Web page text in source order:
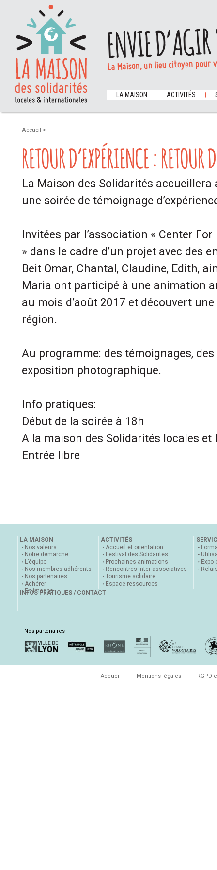
ENVIE
La Maison, un lieu citoyen
LA MAISON ACTIVITÉS
Accueil >
RETOUR D’EXPÉRIENCE : RETOUR
La Maison des Solidarités accueillera
une soirée de témoignage
Invitées par l’association « Center
» dans le cadre d’un projet avec des
Beit Omar, Chantal, Claudine, Edith,
Maria ont participé à une animation
au mois d’août 2017 et découvert
région.
Au programme: des témoignages,
exposition photographique.
Info pratiques:
Début de la soirée à 18h
A la maison des Solidarités locales
Entrée libre
LA MAISON
Nos valeurs
Notre démarche
L’équipe
Nos membres adhérents
Nos partenaires
Adhérer
En images
ACTIVITÉS
Accueil et orientation
Festival des Solidarités
Prochaines animations
Rencontres inter-associatives
Tourisme solidaire
Espace ressources
Expo
INFOS PRATIQUES / CONTACT
Nos partenaires
Accueil Mentions légales RGPD